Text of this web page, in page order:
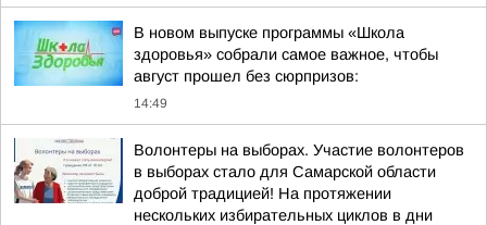
В новом выпуске программы «Школа
здоровья» собрали самое важное, чтобы
август прошел без сюрпризов:
14:49
Волонтеры на выборах. Участие волонтеров
в выборах стало для Самарской области
доброй традицией! На протяжении
нескольких избирательных циклов в дни